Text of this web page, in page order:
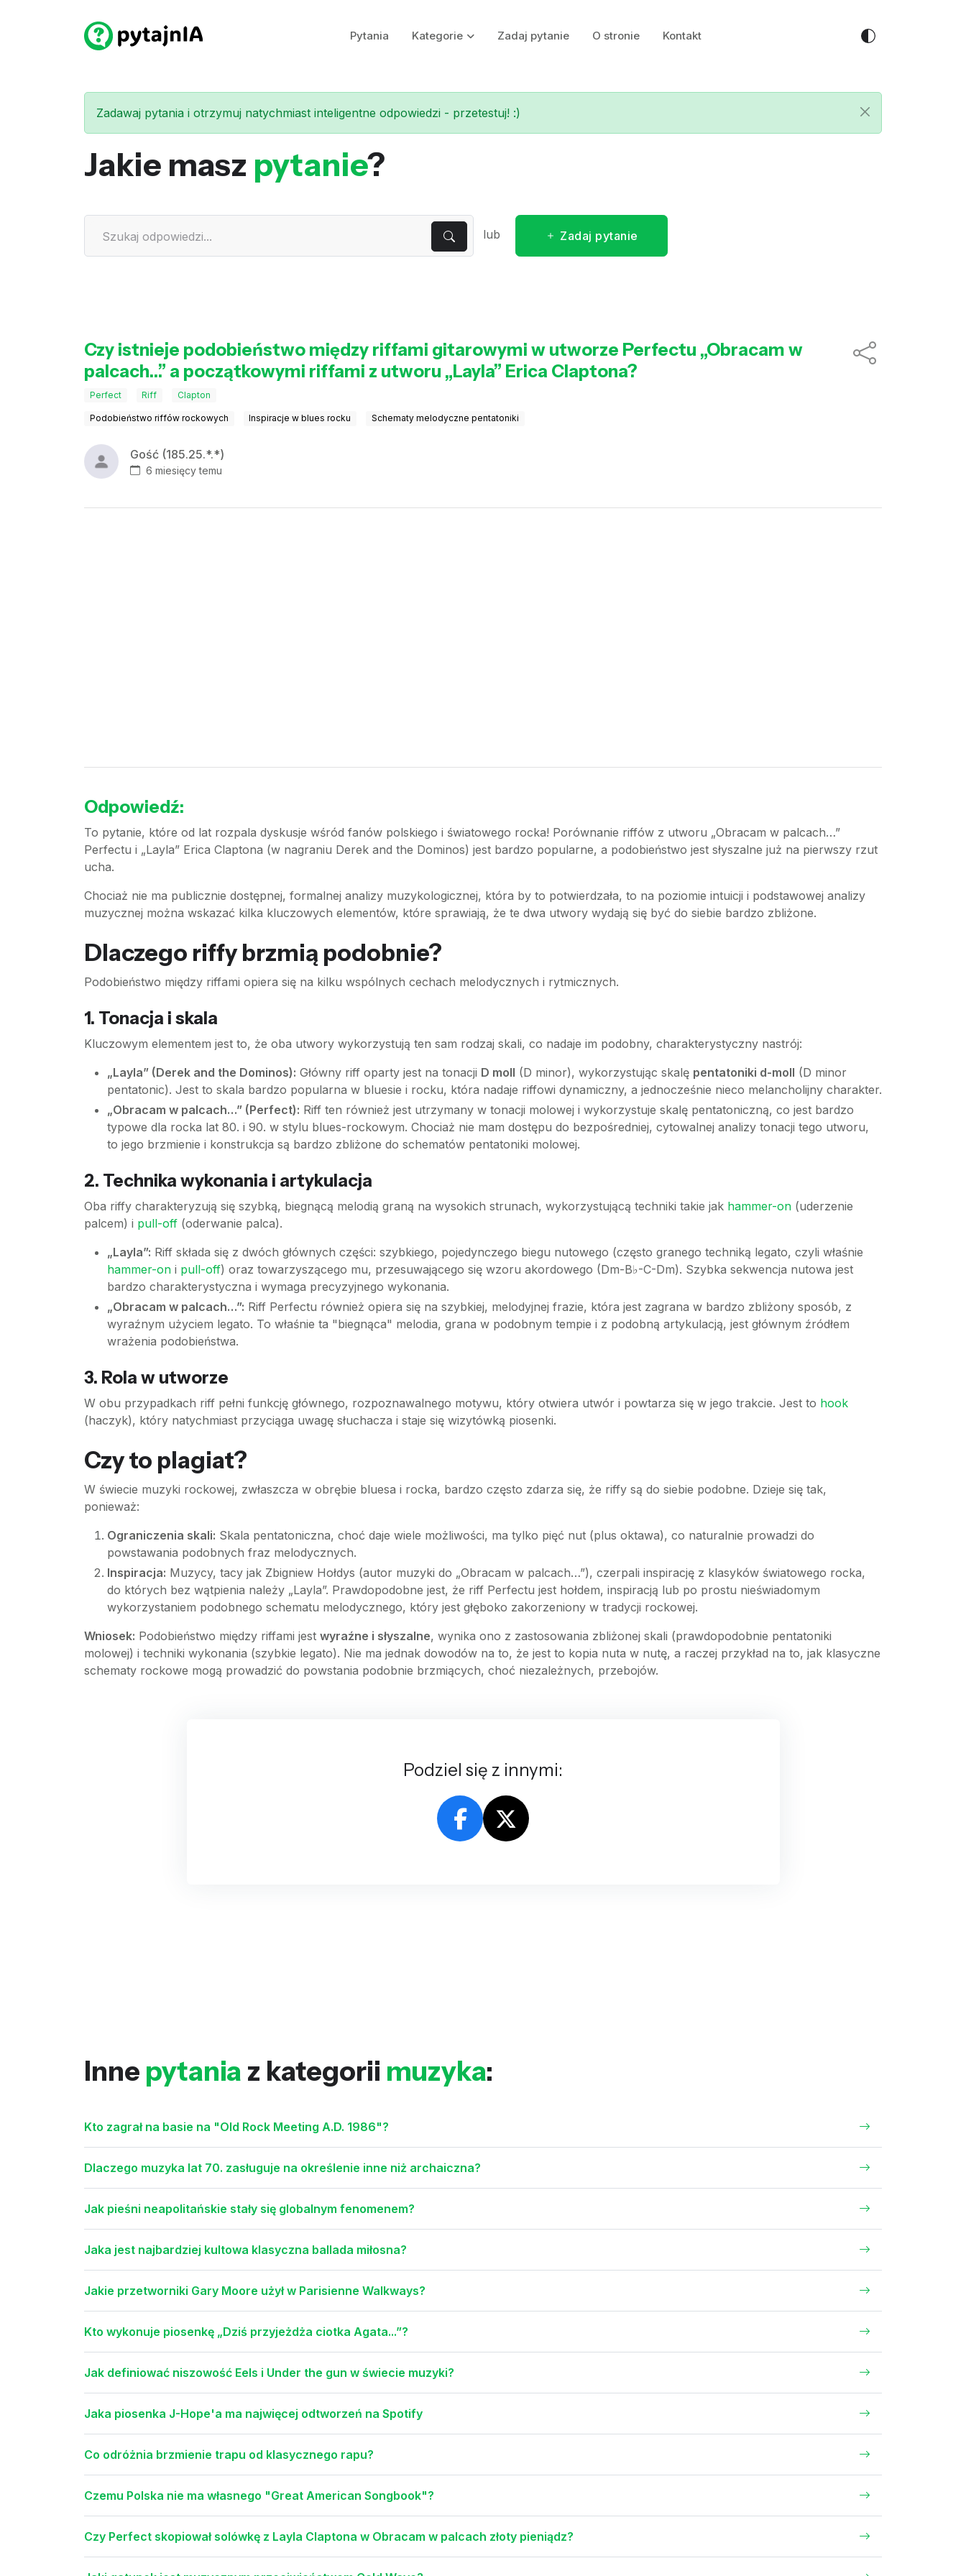
Pytania Kategorie Zadaj pytanie O stronie Kontakt
Zadawaj pytania i otrzymuj natychmiast inteligentne odpowiedzi - przetestuj! :)
Jakie masz pytanie?
lub Zadaj pytanie
Czy istnieje podobieństwo między riffami gitarowymi w utworze Perfectu „Obracam w
palcach…” a początkowymi riffami z utworu „Layla” Erica Claptona?
Perfect Riff Clapton
Podobieństwo riffów rockowych Inspiracje w blues rocku Schematy melodyczne pentatoniki
Gość (185.25.*.*)
6 miesięcy temu
Odpowiedź:
To pytanie, które od lat rozpala dyskusje wśród fanów polskiego i światowego rocka! Porównanie riffów z utworu „Obracam w palcach…”
Perfectu i „Layla” Erica Claptona (w nagraniu Derek and the Dominos) jest bardzo popularne, a podobieństwo jest słyszalne już na pierwszy rzut
ucha.
Chociaż nie ma publicznie dostępnej, formalnej analizy muzykologicznej, która by to potwierdzała, to na poziomie intuicji i podstawowej analizy
muzycznej można wskazać kilka kluczowych elementów, które sprawiają, że te dwa utwory wydają się być do siebie bardzo zbliżone.
Dlaczego riffy brzmią podobnie?
Podobieństwo między riffami opiera się na kilku wspólnych cechach melodycznych i rytmicznych.
1. Tonacja i skala
Kluczowym elementem jest to, że oba utwory wykorzystują ten sam rodzaj skali, co nadaje im podobny, charakterystyczny nastrój:
„Layla” (Derek and the Dominos): Główny riff oparty jest na tonacji D moll (D minor), wykorzystując skalę pentatoniki d-moll (D minor
pentatonic). Jest to skala bardzo popularna w bluesie i rocku, która nadaje riffowi dynamiczny, a jednocześnie nieco melancholijny charakter.
„Obracam w palcach…” (Perfect): Riff ten również jest utrzymany w tonacji molowej i wykorzystuje skalę pentatoniczną, co jest bardzo
typowe dla rocka lat 80. i 90. w stylu blues-rockowym. Chociaż nie mam dostępu do bezpośredniej, cytowalnej analizy tonacji tego utworu,
to jego brzmienie i konstrukcja są bardzo zbliżone do schematów pentatoniki molowej.
2. Technika wykonania i artykulacja
Oba riffy charakteryzują się szybką, biegnącą melodią graną na wysokich strunach, wykorzystującą techniki takie jak hammer-on (uderzenie
palcem) i pull-off (oderwanie palca).
„Layla”: Riff składa się z dwóch głównych części: szybkiego, pojedynczego biegu nutowego (często granego techniką legato, czyli właśnie
hammer-on i pull-off) oraz towarzyszącego mu, przesuwającego się wzoru akordowego (Dm-B♭-C-Dm). Szybka sekwencja nutowa jest
bardzo charakterystyczna i wymaga precyzyjnego wykonania.
„Obracam w palcach…”: Riff Perfectu również opiera się na szybkiej, melodyjnej frazie, która jest zagrana w bardzo zbliżony sposób, z
wyraźnym użyciem legato. To właśnie ta "biegnąca" melodia, grana w podobnym tempie i z podobną artykulacją, jest głównym źródłem
wrażenia podobieństwa.
3. Rola w utworze
W obu przypadkach riff pełni funkcję głównego, rozpoznawalnego motywu, który otwiera utwór i powtarza się w jego trakcie. Jest to hook
(haczyk), który natychmiast przyciąga uwagę słuchacza i staje się wizytówką piosenki.
Czy to plagiat?
W świecie muzyki rockowej, zwłaszcza w obrębie bluesa i rocka, bardzo często zdarza się, że riffy są do siebie podobne. Dzieje się tak,
ponieważ:
Ograniczenia skali: Skala pentatoniczna, choć daje wiele możliwości, ma tylko pięć nut (plus oktawa), co naturalnie prowadzi do
powstawania podobnych fraz melodycznych.
Inspiracja: Muzycy, tacy jak Zbigniew Hołdys (autor muzyki do „Obracam w palcach…”), czerpali inspirację z klasyków światowego rocka,
do których bez wątpienia należy „Layla”. Prawdopodobne jest, że riff Perfectu jest hołdem, inspiracją lub po prostu nieświadomym
wykorzystaniem podobnego schematu melodycznego, który jest głęboko zakorzeniony w tradycji rockowej.
Wniosek: Podobieństwo między riffami jest wyraźne i słyszalne, wynika ono z zastosowania zbliżonej skali (prawdopodobnie pentatoniki
molowej) i techniki wykonania (szybkie legato). Nie ma jednak dowodów na to, że jest to kopia nuta w nutę, a raczej przykład na to, jak klasyczne
schematy rockowe mogą prowadzić do powstania podobnie brzmiących, choć niezależnych, przebojów.
Podziel się z innymi:
Inne pytania z kategorii muzyka:
Kto zagrał na basie na "Old Rock Meeting A.D. 1986"?
Dlaczego muzyka lat 70. zasługuje na określenie inne niż archaiczna?
Jak pieśni neapolitańskie stały się globalnym fenomenem?
Jaka jest najbardziej kultowa klasyczna ballada miłosna?
Jakie przetworniki Gary Moore użył w Parisienne Walkways?
Kto wykonuje piosenkę „Dziś przyjeżdża ciotka Agata...”?
Jak definiować niszowość Eels i Under the gun w świecie muzyki?
Jaka piosenka J-Hope'a ma najwięcej odtworzeń na Spotify
Co odróżnia brzmienie trapu od klasycznego rapu?
Czemu Polska nie ma własnego "Great American Songbook"?
Czy Perfect skopiował solówkę z Layla Claptona w Obracam w palcach złoty pieniądz?